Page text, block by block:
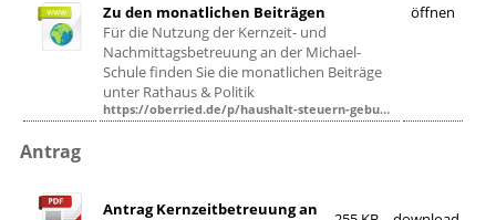
Zu den monatlichen Beiträgen
Für die Nutzung der Kernzeit- und
Nachmittagsbetreuung an der Michael-
Schule finden Sie die monatlichen Beiträge
unter Rathaus & Politik
https://oberried.de/p/haushalt-steuern-gebuehren
öffnen
Antrag
Antrag Kernzeitbetreuung an